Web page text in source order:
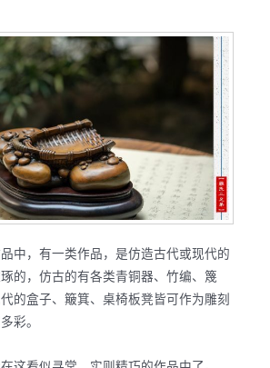
中，有一类作品，是仿造古代或现代的
的，仿古的有各类青铜器、竹编、篾
的盒子、簸箕、桌椅板凳皆可作为雕刻
彩。